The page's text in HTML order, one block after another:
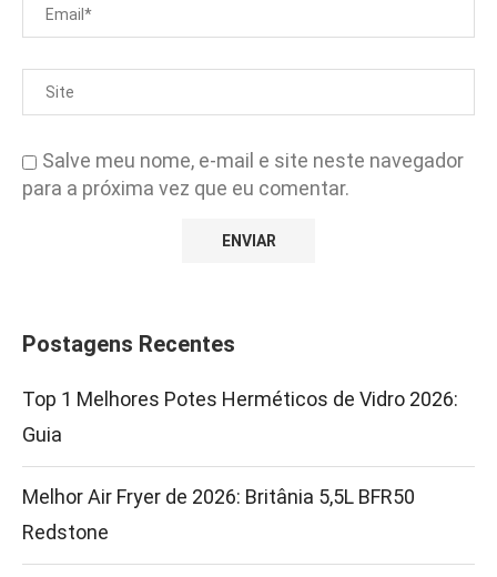
Salve meu nome, e-mail e site neste navegador
para a próxima vez que eu comentar.
Postagens Recentes
Top 1 Melhores Potes Herméticos de Vidro 2026:
Guia
Melhor Air Fryer de 2026: Britânia 5,5L BFR50
Redstone